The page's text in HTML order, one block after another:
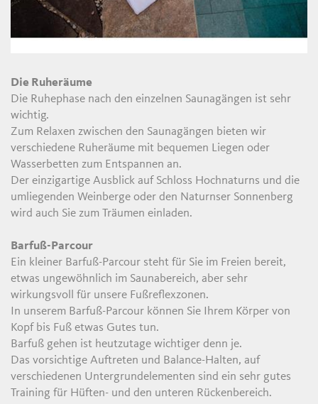
Die Ruheräume
Die Ruhephase nach den einzelnen Saunagängen ist sehr
wichtig.
Zum Relaxen zwischen den Saunagängen bieten wir
verschiedene Ruheräume mit bequemen Liegen oder
Wasserbetten zum Entspannen an.
Der einzigartige Ausblick auf Schloss Hochnaturns und die
umliegenden Weinberge oder den Naturnser Sonnenberg
wird auch Sie zum Träumen einladen.
Barfuß-Parcour
Ein kleiner Barfuß-Parcour steht für Sie im Freien bereit,
etwas ungewöhnlich im Saunabereich, aber sehr
wirkungsvoll für unsere Fußreflexzonen.
In unserem Barfuß-Parcour können Sie Ihrem Körper von
Kopf bis Fuß etwas Gutes tun.
Barfuß gehen ist heutzutage wichtiger denn je.
Das vorsichtige Auftreten und Balance-Halten, auf
verschiedenen Untergrundelementen sind ein sehr gutes
Training für Hüften- und den unteren Rückenbereich.